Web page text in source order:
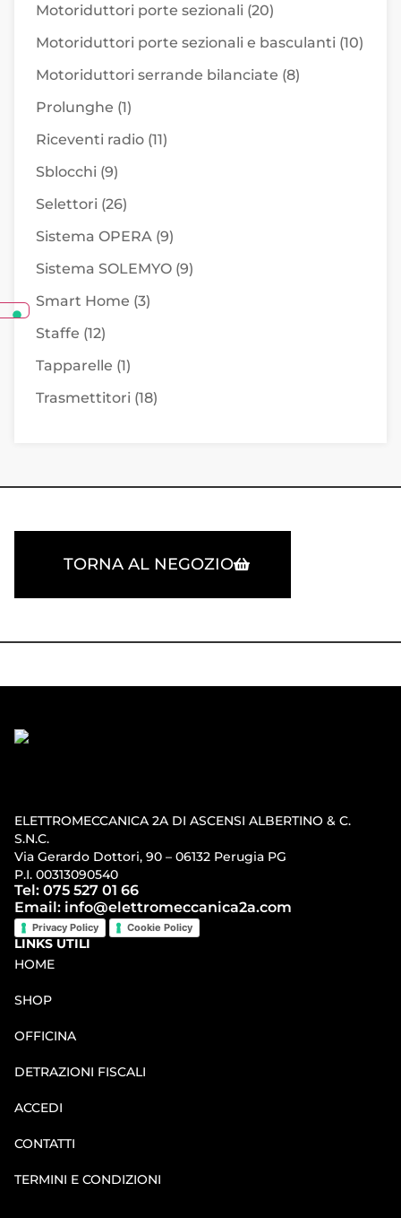
Motoriduttori porte sezionali (20)
Motoriduttori porte sezionali e basculanti (10)
Motoriduttori serrande bilanciate (8)
Prolunghe (1)
Riceventi radio (11)
Sblocchi (9)
Selettori (26)
Sistema OPERA (9)
Sistema SOLEMYO (9)
Smart Home (3)
Staffe (12)
Tapparelle (1)
Trasmettitori (18)
TORNA AL NEGOZIO
ELETTROMECCANICA 2A DI ASCENSI ALBERTINO & C.
S.N.C.
Via Gerardo Dottori, 90 – 06132 Perugia PG
P.I. 00313090540
Tel: 075 527 01 66
Email: info@elettromeccanica2a.com
Privacy Policy Cookie Policy
LINKS UTILI
HOME
SHOP
OFFICINA
DETRAZIONI FISCALI
ACCEDI
CONTATTI
TERMINI E CONDIZIONI